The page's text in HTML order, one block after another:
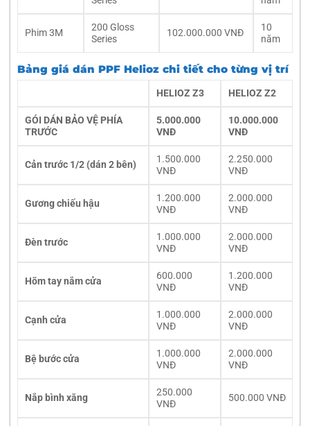
Phim 3M
200 Gloss
Series
102.000.000 VNĐ
10
năm
Bảng giá dán PPF Helioz chi tiết cho từng vị trí
HELIOZ Z3 HELIOZ Z2
GÓI DÁN BẢO VỆ PHÍA
TRƯỚC
5.000.000
VNĐ
10.000.000
VNĐ
Cản trước 1/2 (dán 2 bên)
1.500.000
VNĐ
2.250.000
VNĐ
Gương chiếu hậu
1.200.000
VNĐ
2.000.000
VNĐ
Đèn trước
1.000.000
VNĐ
2.000.000
VNĐ
Hõm tay nắm cửa
600.000
VNĐ
1.200.000
VNĐ
Cạnh cửa
1.000.000
VNĐ
2.000.000
VNĐ
Bệ bước cửa
1.000.000
VNĐ
2.000.000
VNĐ
Nắp bình xăng
250.000
VNĐ
500.000 VNĐ